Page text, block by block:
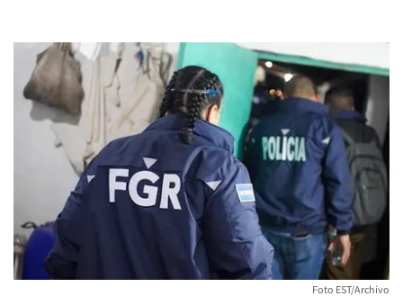
Foto EST/Archivo